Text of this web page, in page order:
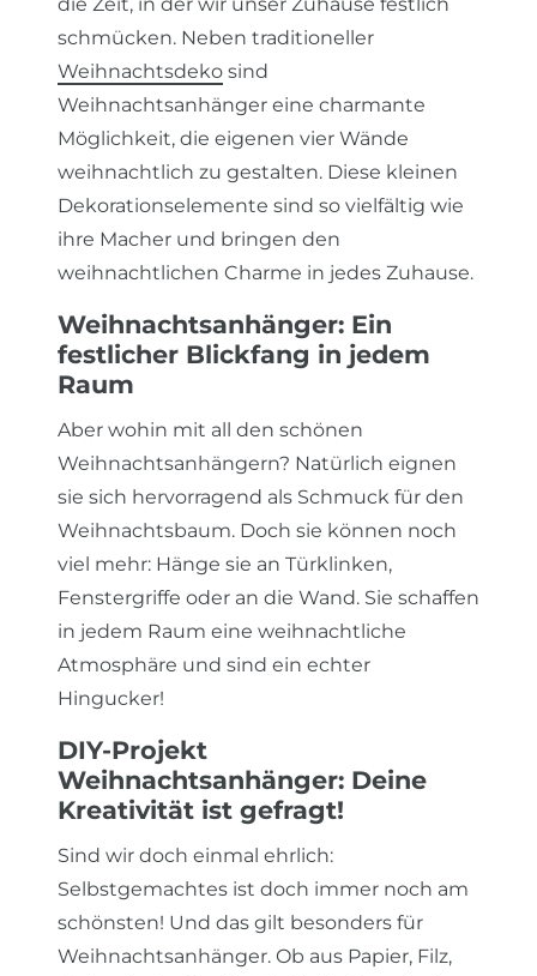
schmücken. Neben traditioneller
Weihnachtsdeko sind
Weihnachtsanhänger eine charmante
Möglichkeit, die eigenen vier Wände
weihnachtlich zu gestalten. Diese kleinen
Dekorationselemente sind so vielfältig wie
ihre Macher und bringen den
weihnachtlichen Charme in jedes Zuhause.
Weihnachtsanhänger: Ein
festlicher Blickfang in jedem
Raum
Aber wohin mit all den schönen
Weihnachtsanhängern? Natürlich eignen
sie sich hervorragend als Schmuck für den
Weihnachtsbaum. Doch sie können noch
viel mehr: Hänge sie an Türklinken,
Fenstergriffe oder an die Wand. Sie schaffen
in jedem Raum eine weihnachtliche
Atmosphäre und sind ein echter
Hingucker!
DIY-Projekt
Weihnachtsanhänger: Deine
Kreativität ist gefragt!
Sind wir doch einmal ehrlich:
Selbstgemachtes ist doch immer noch am
schönsten! Und das gilt besonders für
Weihnachtsanhänger. Ob aus Papier, Filz,